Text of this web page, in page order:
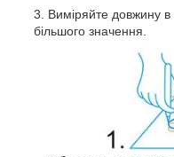
Виміряйте довжину в
більшого значення.